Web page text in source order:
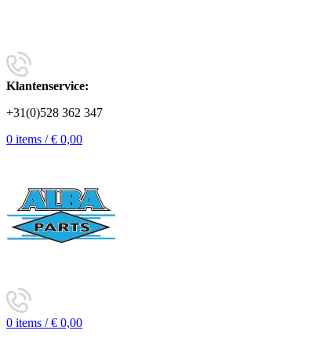
Klantenservice:
+31(0)528 362 347
0 items / € 0,00
0 items / € 0,00